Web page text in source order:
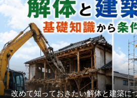
改めて知っておきたい解体と建築に